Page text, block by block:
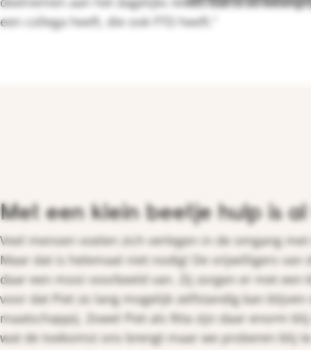
een collega heeft, die ook FTD heeft.”
Met een klein beetje hulp is
Veel mensen voelen zich verlegen in de omgang
Maar dat is helemaal niet nodig! De vrijwilligers van
daar een mooi voorbeeld van. Zij zorgen er met een
voor dat Piet zo lang mogelijk zelfstandig kan blijven
maatschappij. Zowel Piet als Rita zijn daar enorm
wat de toekomst ons brengt maar we proberen blij